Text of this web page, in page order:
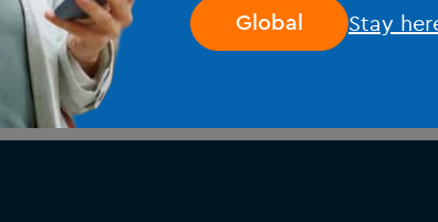
als van een
variant. Het nieuwe
stelt kantoren in staat om
jaarwerkproces efficiënter en sneller
Global Stay